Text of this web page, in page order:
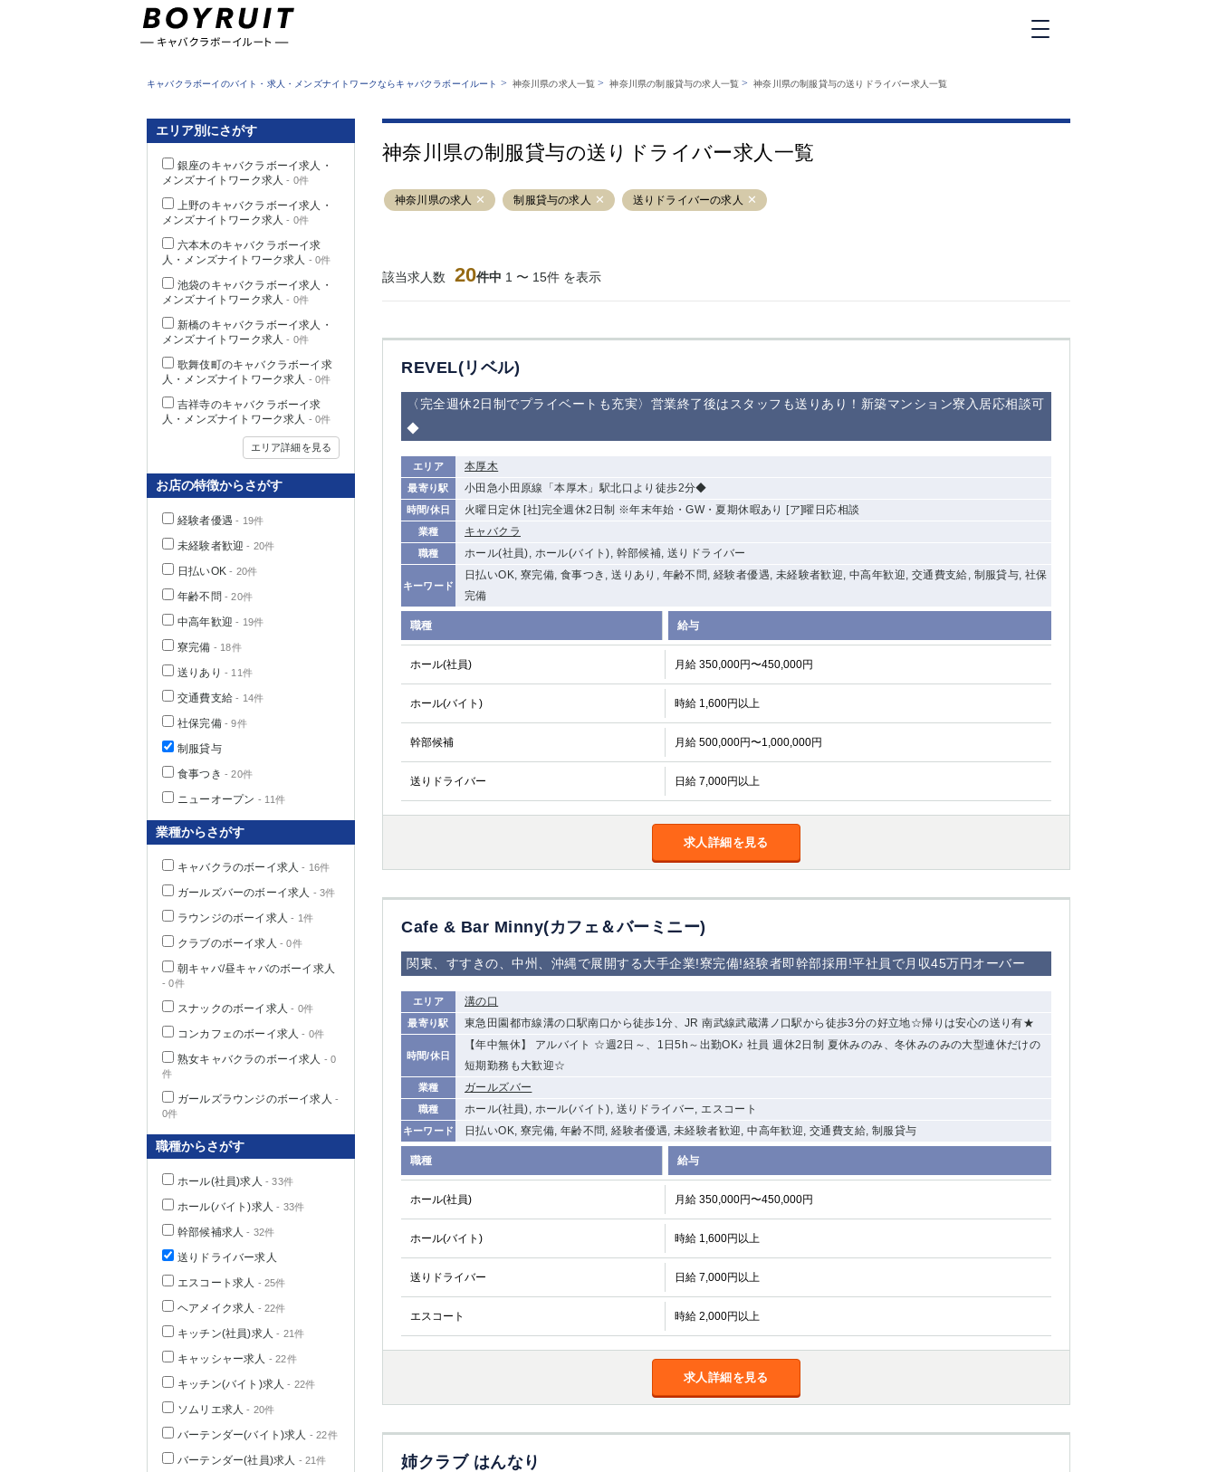
業種から探す
職種から探す
キャバクラボーイルートとは？
サイトマップ
キャバクラボーイのバイト・求人・メンズナイトワークならキャバクラボーイルート > 神奈川県の求人一覧 >神奈川県の制服貸与の求人一覧 >神奈川県の制服貸与の送りドライバー求人一覧
神奈川県の制服貸与の送りドライバー求人一覧
神奈川県の求人 制服貸与の求人 送りドライバーの求人
該当求人数 20件中 1 〜 15件 を表示
REVEL(リベル)
〈完全週休2日制でプライベートも充実〉営業終了後はスタッフも送りあり！新築マンション寮入居応相談可
◆
エリア 本厚木
最寄り駅 小田急小田原線「本厚木」駅北口より徒歩2分◆
時間/休日 火曜日定休 [社]完全週休2日制 ※年末年始・GW・夏期休暇あり [ア]曜日応相談
業種 キャバクラ
職種 ホール(社員), ホール(バイト), 幹部候補, 送りドライバー
キーワード
日払いOK, 寮完備, 食事つき, 送りあり, 年齢不問, 経験者優遇, 未経験者歓迎, 中高年歓迎, 交通費支給, 制服貸与, 社保
完備
職種 給与
ホール(社員) 月給 350,000円〜450,000円
ホール(バイト) 時給 1,600円以上
幹部候補 月給 500,000円〜1,000,000円
送りドライバー 日給 7,000円以上
求人詳細を見る
Cafe & Bar Minny(カフェ＆バーミニー)
関東、すすきの、中州、沖縄で展開する大手企業!寮完備!経験者即幹部採用!平社員で月収45万円オーバー
エリア 溝の口
最寄り駅 東急田園都市線溝の口駅南口から徒歩1分、JR 南武線武蔵溝ノ口駅から徒歩3分の好立地☆帰りは安心の送り有★
時間/休日
【年中無休】 アルバイト ☆週2日～、1日5h～出勤OK♪ 社員 週休2日制 夏休みのみ、冬休みのみの大型連休だけの
短期勤務も大歓迎☆
業種 ガールズバー
職種 ホール(社員), ホール(バイト), 送りドライバー, エスコート
キーワード 日払いOK, 寮完備, 年齢不問, 経験者優遇, 未経験者歓迎, 中高年歓迎, 交通費支給, 制服貸与
職種 給与
ホール(社員) 月給 350,000円〜450,000円
ホール(バイト) 時給 1,600円以上
送りドライバー 日給 7,000円以上
エスコート 時給 2,000円以上
求人詳細を見る
姉クラブ はんなり
エリア別にさがす
銀座のキャバクラボーイ求人・
メンズナイトワーク求人 - 0件
上野のキャバクラボーイ求人・
メンズナイトワーク求人 - 0件
六本木のキャバクラボーイ求
人・メンズナイトワーク求人 - 0件
池袋のキャバクラボーイ求人・
メンズナイトワーク求人 - 0件
新橋のキャバクラボーイ求人・
メンズナイトワーク求人 - 0件
歌舞伎町のキャバクラボーイ求
人・メンズナイトワーク求人 - 0件
吉祥寺のキャバクラボーイ求
人・メンズナイトワーク求人 - 0件
エリア詳細を見る
お店の特徴からさがす
経験者優遇 - 19件
未経験者歓迎 - 20件
日払いOK - 20件
年齢不問 - 20件
中高年歓迎 - 19件
寮完備 - 18件
送りあり - 11件
交通費支給 - 14件
社保完備- 9件
制服貸与
食事つき - 20件
ニューオープン - 11件
業種からさがす
キャバクラのボーイ求人 - 16件
ガールズバーのボーイ求人 - 3件
ラウンジのボーイ求人 - 1件
クラブのボーイ求人 - 0件
朝キャバ/昼キャバのボーイ求人
- 0件
スナックのボーイ求人 - 0件
コンカフェのボーイ求人 - 0件
熟女キャバクラのボーイ求人 - 0
件
ガールズラウンジのボーイ求人 -
0件
職種からさがす
ホール(社員)求人 - 33件
ホール(バイト)求人 - 33件
幹部候補求人 - 32件
送りドライバー求人
エスコート求人 - 25件
ヘアメイク求人 - 22件
キッチン(社員)求人 - 21件
キャッシャー求人 - 22件
キッチン(バイト)求人 - 22件
ソムリエ求人 - 20件
バーテンダー(バイト)求人 - 22件
バーテンダー(社員)求人 - 21件
東京都 銀座 上野 六本木 池袋
新橋
立川
千葉中央 門前仲町 町田
大山
赤坂 高円寺 赤羽
ひばりヶ丘（北
学芸大学
の好立地！
京メトロ南北線
「赤羽岩淵駅」
宿
①歌舞伎町 ②
新宿
①銀座 ②新橋 錦糸町(南口) 蒲田(西口) 清瀬（南口）
①東武練馬 ②
成増・板橋 ③
大山 ②池袋
下赤塚
浅草 新小岩 幡ヶ谷
湯島 久米川 市川
西麻布
五井
関内 横浜 川崎 溝の口
本厚木
新横浜
武蔵小杉
小田原
横浜・桜木町
関内・馬車道・
日ノ出町
武蔵新城 元住吉
たまプラーザ
厚木
大宮 川越
加松原＞
千葉県
茂原
松戸 八千代台
浦安
宇都宮
茨城県 土浦 ひたち野うしく
群馬県
選択した内容で設定